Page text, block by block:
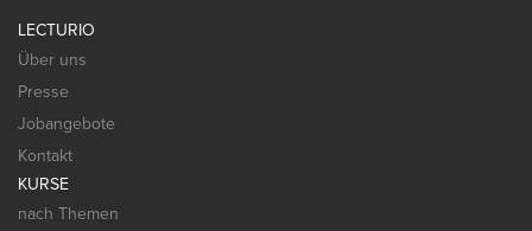
LECTURIO
Über uns
Presse
Jobangebote
Kontakt
KURSE
nach Themen